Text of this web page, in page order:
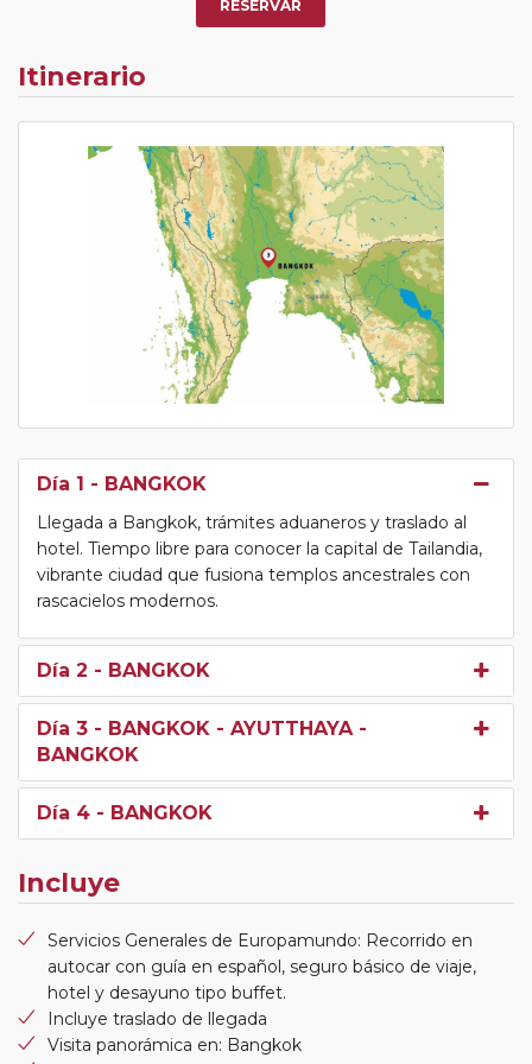
RESERVAR
Itinerario
Día 1 - BANGKOK
Llegada a Bangkok, trámites aduaneros y traslado al
hotel. Tiempo libre para conocer la capital de Tailandia,
vibrante ciudad que fusiona templos ancestrales con
rascacielos modernos.
Día 2 - BANGKOK
Día 3 - BANGKOK - AYUTTHAYA -
BANGKOK
Día 4 - BANGKOK
Incluye
Servicios Generales de Europamundo: Recorrido en
autocar con guía en español, seguro básico de viaje,
hotel y desayuno tipo buffet.
Incluye traslado de llegada
Visita panorámica en: Bangkok